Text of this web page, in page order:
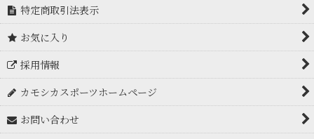
特定商取引法表示
お気に入り
採用情報
カモシカスポーツホームページ
お問い合わせ